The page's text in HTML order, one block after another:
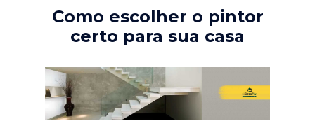
Como escolher o pintor
certo para sua casa